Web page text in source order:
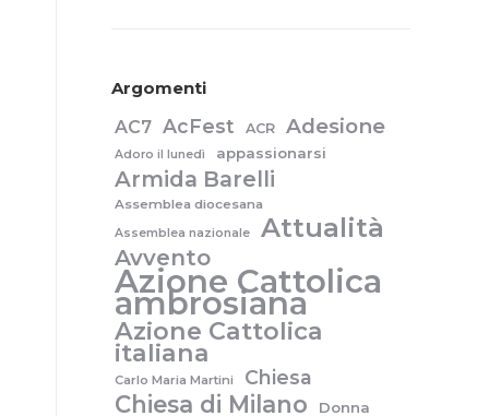
Argomenti
AC7 AcFest ACR Adesione
Adoro il lunedì appassionarsi
Armida Barelli
Assemblea diocesana
Assemblea nazionale Attualità
Avvento
Azione Cattolica
ambrosiana
Azione Cattolica
italiana
Carlo Maria Martini Chiesa
Chiesa di Milano Donna